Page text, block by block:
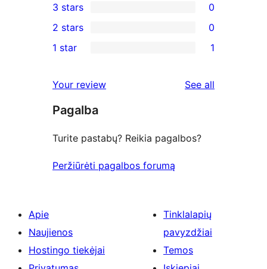
star
reviews
4-
star
reviews
0
3-
star
3 stars 0
2-
reviews
2 stars 0
star
review
1 star 1
Your review See all
Pagalba
Turite pastabų? Reikia pagalbos?
Peržiūrėti pagalbos forumą
Apie
Naujienos
Hostingo tiekėjai
Tinklalapių
pavyzdžiai
Temos